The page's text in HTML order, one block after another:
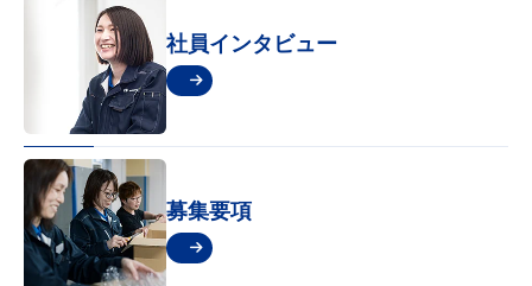
社員インタビュー
募集要項